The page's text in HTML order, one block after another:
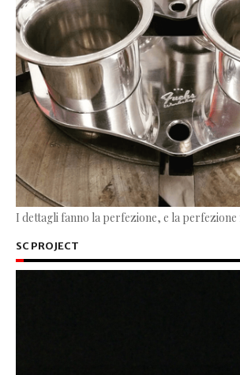
I dettagli fanno la perfezione, e la perfezione
SC PROJECT